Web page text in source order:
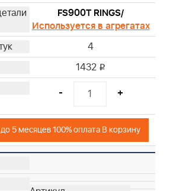
FS900T RINGS/
Используется в агрегатах
4
1432 i
- +
5 месяцев 100% оплата В корзину